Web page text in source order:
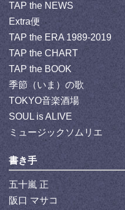
TAP the NEWS
Extra便
TAP the ERA 1989-2019
TAP the CHART
TAP the BOOK
季節（いま）の歌
TOKYO音楽酒場
SOUL is ALIVE
ミュージックソムリエ
書き手
五十嵐 正
阪口 マサコ